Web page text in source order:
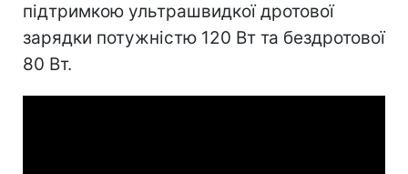
підтримкою ультрашвидкої дротової
зарядки потужністю 120 Вт та бездротової
80 Вт.